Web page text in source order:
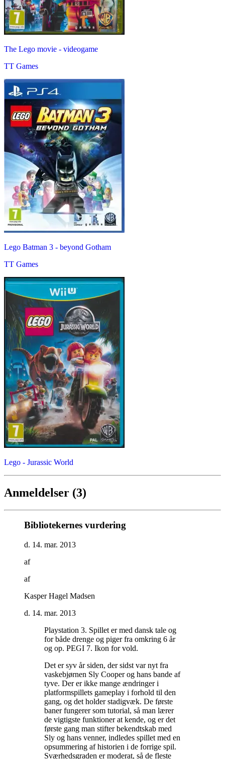
The Lego movie - videogame
TT Games
Lego Batman 3 - beyond Gotham
TT Games
Lego - Jurassic World
Anmeldelser (3)
Bibliotekernes vurdering
d. 14. mar. 2013
af
af
Kasper Hagel Madsen
d. 14. mar. 2013
Playstation 3. Spillet er med dansk tale og
for både drenge og piger fra omkring 6 år
og op. PEGI 7. Ikon for vold.
Det er syv år siden, der sidst var nyt fra
vaskebjørnen Sly Cooper og hans bande af
tyve. Der er ikke mange ændringer i
platformspillets gameplay i forhold til den
gang, og det holder stadigvæk. De første
baner fungerer som tutorial, så man lærer
de vigtigste funktioner at kende, og er det
første gang man stifter bekendtskab med
Sly og hans venner, indledes spillet med en
opsummering af historien i de forrige spil.
Sværhedsgraden er moderat, så de fleste